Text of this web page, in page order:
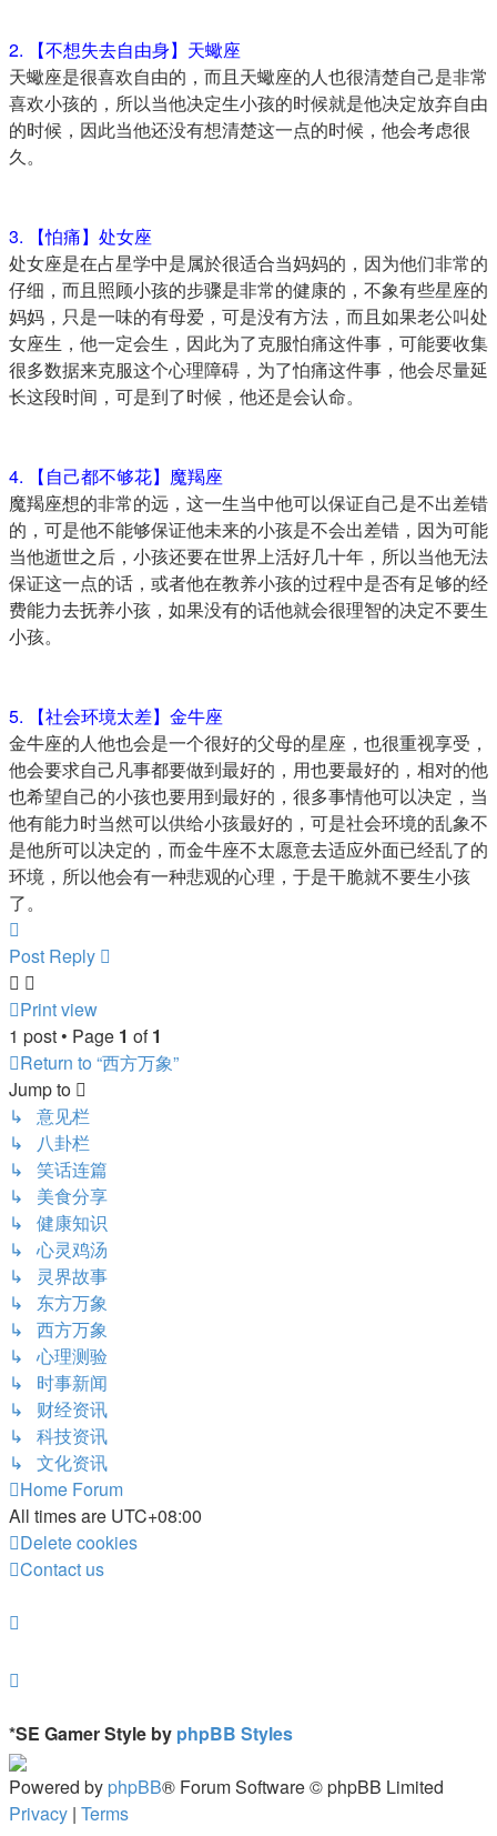
2. 【不想失去自由身】天蠍座
天蠍座是很喜欢自由的，而且天蠍座的人也很清楚自己是非常
喜欢小孩的，所以当他决定生小孩的时候就是他决定放弃自由
的时候，因此当他还没有想清楚这一点的时候，他会考虑很
久。
3. 【怕痛】处女座
处女座是在占星学中是属於很适合当妈妈的，因为他们非常的
仔细，而且照顾小孩的步骤是非常的健康的，不象有些星座的
妈妈，只是一味的有母爱，可是没有方法，而且如果老公叫处
女座生，他一定会生，因此为了克服怕痛这件事，可能要收集
很多数据来克服这个心理障碍，为了怕痛这件事，他会尽量延
长这段时间，可是到了时候，他还是会认命。
4. 【自己都不够花】魔羯座
魔羯座想的非常的远，这一生当中他可以保证自己是不出差错
的，可是他不能够保证他未来的小孩是不会出差错，因为可能
当他逝世之后，小孩还要在世界上活好几十年，所以当他无法
保证这一点的话，或者他在教养小孩的过程中是否有足够的经
费能力去抚养小孩，如果没有的话他就会很理智的决定不要生
小孩。
5. 【社会环境太差】金牛座
金牛座的人他也会是一个很好的父母的星座，也很重视享受，
他会要求自己凡事都要做到最好的，用也要最好的，相对的他
也希望自己的小孩也要用到最好的，很多事情他可以决定，当
他有能力时当然可以供给小孩最好的，可是社会环境的乱象不
是他所可以决定的，而金牛座不太愿意去适应外面已经乱了的
环境，所以他会有一种悲观的心理，于是干脆就不要生小孩
了。
Post Reply
Print view
1 post • Page 1 of1
Return to “西方万象”
Jump to
↳ 意见栏
↳ 八卦栏
↳ 笑话连篇
↳ 美食分享
↳ 健康知识
↳ 心灵鸡汤
↳ 灵界故事
↳ 东方万象
↳ 西方万象
↳ 心理测验
↳ 时事新闻
↳ 财经资讯
↳ 科技资讯
↳ 文化资讯
Home Forum
All times are UTC+08:00
Delete cookies
Contact us
*SE Gamer Style by phpBB Styles
Powered by phpBB® Forum Software © phpBB Limited
Privacy | Terms